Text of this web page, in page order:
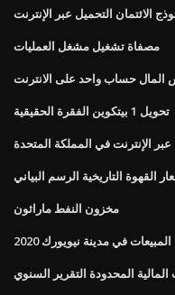
الائتمان التحميل عبر الإنترنت
مصفاة تشغيل مشغل العمليات
المال حساب واحد على الانترنت
تحويل 1 بيتكوين الفقرة الحقيقية
عبر الإنترنت في المملكة المتحدة
القهوة التاريخية الرسم البياني
مخزون النفط ماراثون
في مدينة نيويورك 2020
المالية المحدودة التقرير السنوي